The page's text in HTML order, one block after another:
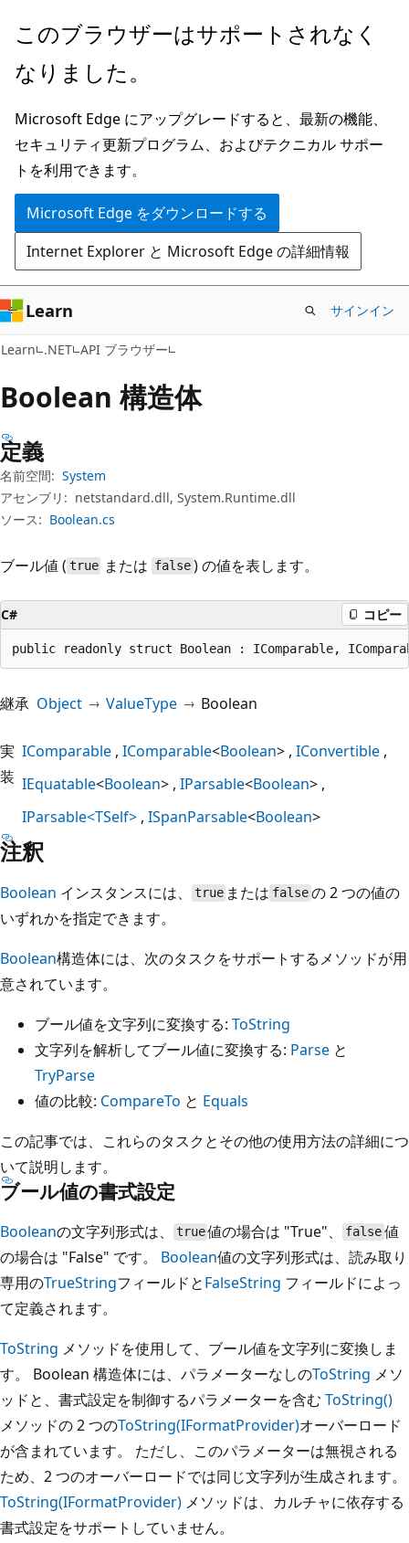
メ
ン
ン
テ
ン
ツ
に
ス
キ
ッ
プ
ペ
ジ
ナ
ビ
ゲ
ー
シ
ョ
ン
に
ス
キ
ッ
プ
このブラウザーはサポートされなく
なりました。
Microsoft Edge にアップグレードすると、最新の機能、
セキュリティ更新プログラム、およびテクニカル サポー
トを利用できます。
Microsoft Edge をダウンロードする
Internet Explorer と Microsoft Edge の詳細情報
Learn サインイン
Learn .NET API ブラウザー
Boolean 構造体
定義
名前空間: System
アセンブリ: netstandard.dll, System.Runtime.dll
ソース: Boolean.cs
ブール値 ( true または false) の値を表します。
C# コピー
public readonly struct Boolean : IComparable,
継承 Object ValueType Boolean
実
装
IComparable IComparable<Boolean> IConvertible
IEquatable<Boolean> IParsable<Boolean>
IParsable<TSelf> ISpanParsable<Boolean>
注釈
Boolean インスタンスには、 true または falseの 2 つの値の
いずれかを指定できます。
Boolean構造体には、次のタスクをサポートするメソッドが用
意されています。
ブール値を文字列に変換する: ToString
文字列を解析してブール値に変換する: Parse と
TryParse
値の比較: CompareTo と Equals
この記事では、これらのタスクとその他の使用方法の詳細につ
いて説明します。
ブール値の書式設定
Booleanの文字列形式は、 true値の場合は "True"、 false値
の場合は "False" です。 Boolean値の文字列形式は、読み取り
専用のTrueStringフィールドとFalseString フィールドによっ
て定義されます。
ToString メソッドを使用して、ブール値を文字列に変換しま
す。 Boolean 構造体には、パラメーターなしのToString メソ
ッドと、書式設定を制御するパラメーターを含む ToString()
メソッドの 2 つのToString(IFormatProvider)オーバーロード
が含まれています。 ただし、このパラメーターは無視される
ため、2 つのオーバーロードでは同じ文字列が生成されます。
ToString(IFormatProvider) メソッドは、カルチャに依存する
書式設定をサポートしていません。